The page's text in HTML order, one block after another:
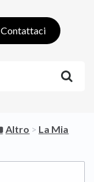
Contattaci
​Altro ​ > ​ ​La Mia